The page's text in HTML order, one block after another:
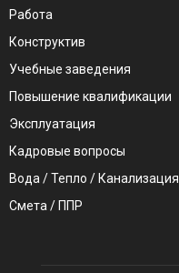
Работа
Конструктив
Учебные заведения
Повышение квалификации
Эксплуатация
Кадровые вопросы
Вода / Тепло / Канализация
Смета / ППР